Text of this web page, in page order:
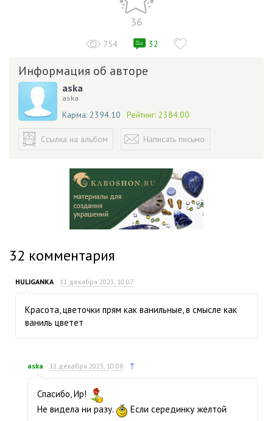
36
754 32
Информация об авторе
aska
aska
Карма: 2394.10 Рейтинг: 2384.00
Ссылка на альбом Написать письмо
32 комментария
HULIGANKA 11 декабря 2023, 10:07
Красота, цветочки прям как ванильные, в смысле как
ваниль цветет
aska 11 декабря 2023, 10:08 ↑
Спасибо, Ир!
Не видела ни разу.
Если серединку желтой